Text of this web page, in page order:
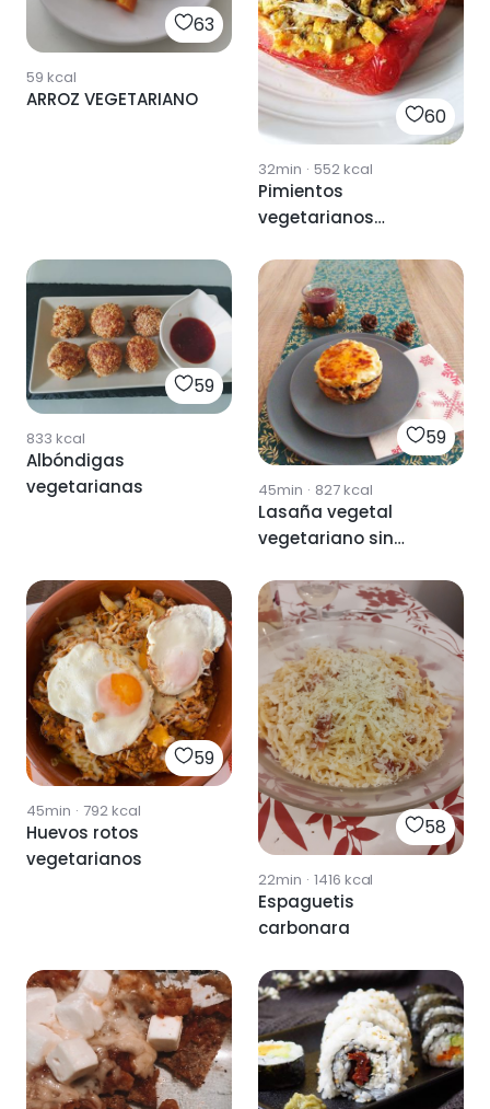
63
59 kcal
ARROZ VEGETARIANO
60
32min · 552kcal
Pimientos
vegetarianos
59
833 kcal
Albóndigas
vegetarianas
59
45min · 827kcal
Lasaña vegetal
vegetariano sin
59
45min · 792kcal
Huevos rotos
vegetarianos
58
22min · 1416 kcal
Espaguetis
carbonara